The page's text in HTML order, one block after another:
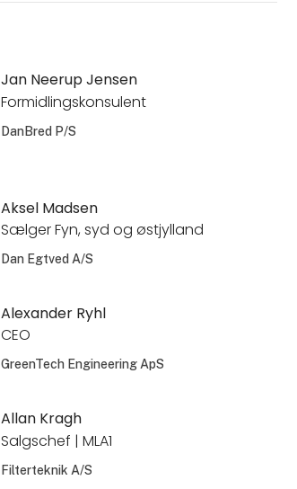
Jan Neerup Jensen
Formidlingskonsulent
DanBred P/S
Aksel Madsen
Sælger Fyn, syd og østjylland
Dan Egtved A/S
Alexander Ryhl
CEO
GreenTech Engineering ApS
Allan Kragh
Salgschef | MLA1
Filterteknik A/S